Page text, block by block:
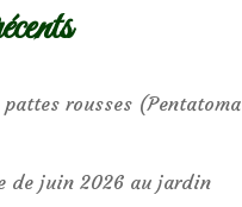
rousses (Pentatoma
de juin 2026 au jardin